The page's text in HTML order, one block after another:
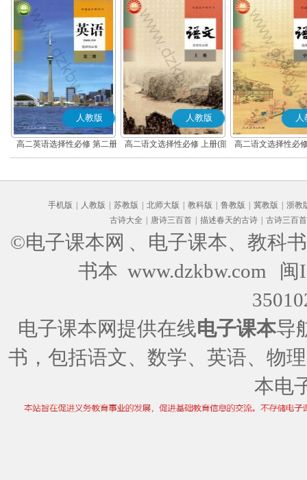
人教版
高二英语选择性必修 第二册
人教版
高二语文选择性必修 上册(部
编版)
人
高二语文选择性必
编版)
手机版 人教版 苏教版 北师大版 教科版 鲁教版 冀教版
浙教
古诗大全
唐诗三百首 描述春天的古诗 古诗三百首
©电子课本网 、电子课本、教科
书本 www.dzkbw.com
闽
电子课本网提供在线电子课本导
书，包括语文、数学、英语、物
本电